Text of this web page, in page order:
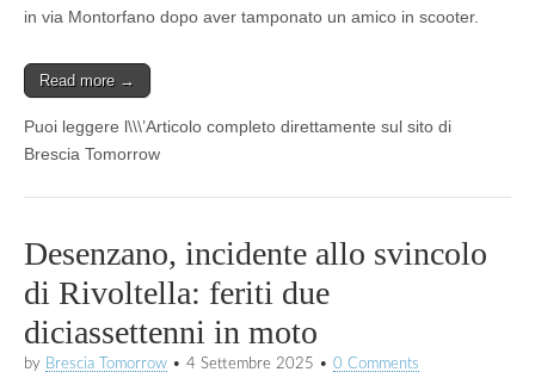
in via Montorfano dopo aver tamponato un amico in scooter.
Read more →
Puoi leggere l\\\’Articolo completo direttamente sul sito di
Brescia Tomorrow
Desenzano, incidente allo svincolo
di Rivoltella: feriti due
diciassettenni in moto
by Brescia Tomorrow • 4 Settembre 2025 • 0 Comments